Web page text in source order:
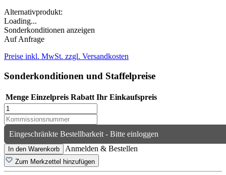
Alternativprodukt:
Loading...
Sonderkonditionen anzeigen
Auf Anfrage
Preise inkl. MwSt. zzgl. Versandkosten
Sonderkonditionen und Staffelpreise
Menge Einzelpreis Rabatt Ihr Einkaufspreis
Eingeschränkte Bestellbarkeit - Bitte einloggen
In den Warenkorb Anmelden & Bestellen
Zum Merkzettel hinzufügen